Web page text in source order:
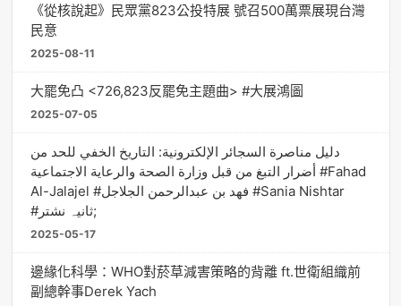
《從核說起》民眾黨823公投特展 號召500萬票展現台灣
民意
2025-08-11
大罷免凸 <726,823反罷免主題曲> #大展鴻圖
2025-07-05
دليل مناصرة السجائر الإلكترونية: التاريخ الخفي للحد من
أضرار التبغ من قبل وزارة الصحة والرعاية الاجتماعية #Fahad
Al-Jalajel #فهد بن عبدالرحمن الجلاجل #Sania Nishtar
#ثانیہ نشتر;
2025-05-17
邊緣化科學：WHO對菸草減害策略的背離 ft.世衛組織前
副總幹事Derek Yach